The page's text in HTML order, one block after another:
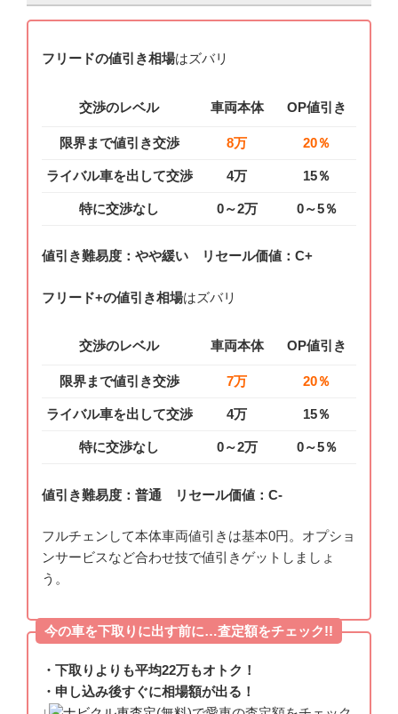
フリードの値引き相場はズバリ
交渉のレベル 車両本体 OP値引き
限界まで値引き交渉 8万 20％
ライバル車を出して交渉 4万 15％
特に交渉なし 0～2万 0～5％
値引き難易度：やや緩い リセール価値：C+
フリード+の値引き相場はズバリ
交渉のレベル 車両本体 OP値引き
限界まで値引き交渉 7万 20％
ライバル車を出して交渉 4万 15％
特に交渉なし 0～2万 0～5％
値引き難易度：普通 リセール価値：C-
フルチェンして本体車両値引きは基本0円。オプショ
ンサービスなど合わせ技で値引きゲットしましょ
う。
今の車を下取りに出す前に…査定額をチェック!!
・下取りよりも平均22万もオトク！
・申し込み後すぐに相場額が出る！